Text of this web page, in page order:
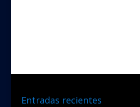
o
Entradas recientes